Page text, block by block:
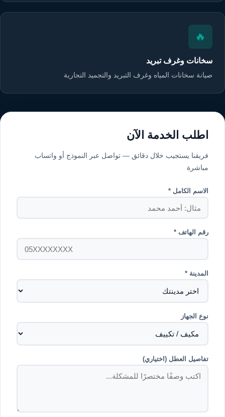
🔥
سخانات وغرف تبريد
صيانة سخانات المياه وغرف التبريد والتجميد التجارية
اطلب الخدمة الآن
فريقنا يستجيب خلال دقائق — تواصل عبر النموذج أو واتساب
مباشرة
الاسم الكامل *
رقم الهاتف *
المدينة *
نوع الجهاز
تفاصيل العطل (اختياري)